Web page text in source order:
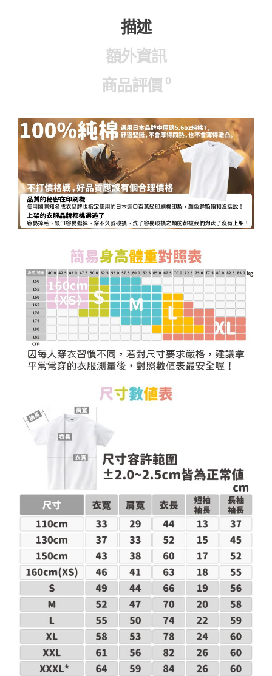
描述
額外資訊
商品評價 0